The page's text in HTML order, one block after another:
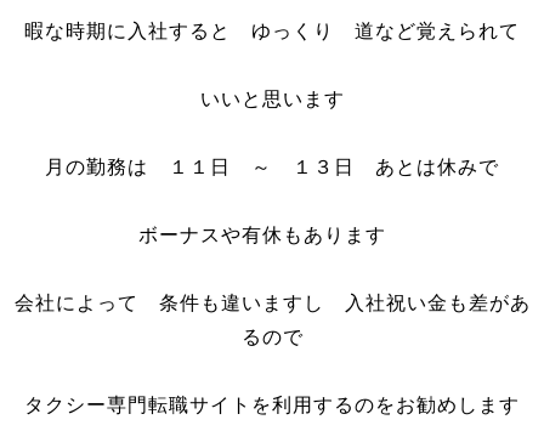
暇な時期に入社すると ゆっくり 道など覚えられて
いいと思います
月の勤務は １１日 ～ １３日 あとは休みで
ボーナスや有休もあります
会社によって 条件も違いますし 入社祝い金も差があ
るので
タクシー専門転職サイトを利用するのをお勧めします